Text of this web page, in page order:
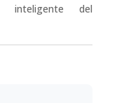
inteligente del